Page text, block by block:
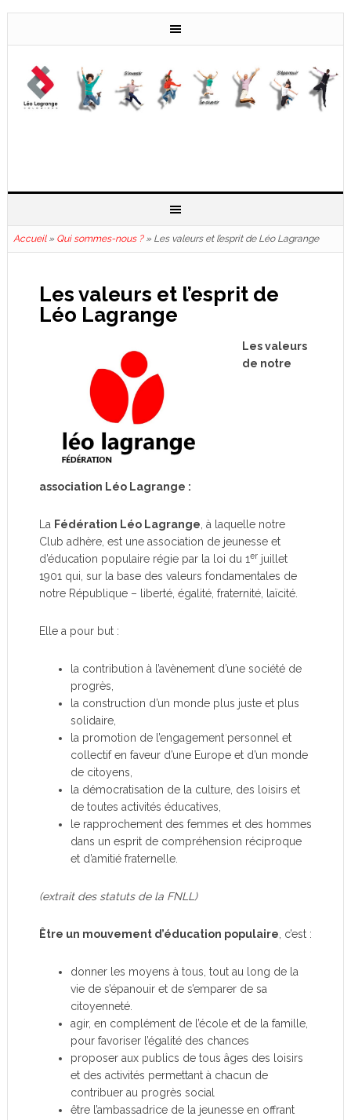
Accueil» Qui sommes-nous ?» Les valeurs et l’esprit de Léo Lagrange
Les valeurs et l’esprit de
Léo Lagrange
Les valeurs
de notre
association Léo Lagrange :
La Fédération Léo Lagrange , à laquelle notre
Club adhère, est une association de jeunesse et
d’éducation populaire régie par la loi du 1erjuillet
1901 qui, sur la base des valeurs fondamentales de
notre République – liberté, égalité, fraternité, laïcité.
Elle a pour but :
la contribution à l’avènement d’une société de
progrès,
la construction d’un monde plus juste et plus
solidaire,
la promotion de l’engagement personnel et
collectif en faveur d’une Europe et d’un monde
de citoyens,
la démocratisation de la culture, des loisirs et
de toutes activités éducatives,
le rapprochement des femmes et des hommes
dans un esprit de compréhension réciproque
et d’amitié fraternelle.
(extrait des statuts de la FNLL)
Être un mouvement d’éducation populaire , c’est :
donner les moyens à tous, tout au long de la
vie de s’épanouir et de s’emparer de sa
citoyenneté.
agir, en complément de l’école et de la famille,
pour favoriser l’égalité des chances
proposer aux publics de tous âges des loisirs
et des activités permettant à chacun de
contribuer au progrès social
être l’ambassadrice de la jeunesse en offrant